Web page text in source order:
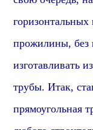
прожилины,
изготавливать
трубы. Итак,
прямоугольная